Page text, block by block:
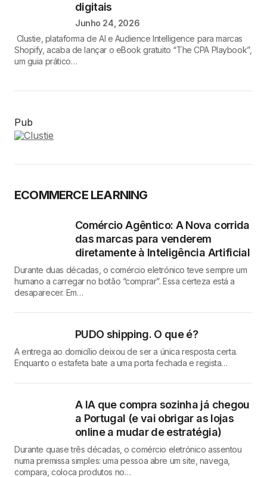
digitais
Junho 24, 2026
Clustie, plataforma de AI e Audience Intelligence para marcas
Shopify, acaba de lançar o eBook gratuito “The CPA Playbook”,
um guia prático…
Pub
ECOMMERCE LEARNING
Comércio Agêntico: A Nova corrida
das marcas para venderem
diretamente à Inteligência Artificial
Durante duas décadas, o comércio eletrónico teve sempre um
humano a carregar no botão “comprar”. Essa certeza está a
desaparecer. Em…
PUDO shipping. O que é?
A entrega ao domicílio deixou de ser a única resposta certa.
Enquanto o estafeta bate a uma porta fechada e regista…
A IA que compra sozinha já chegou
a Portugal (e vai obrigar as lojas
online a mudar de estratégia)
Durante quase três décadas, o comércio eletrónico assentou
numa premissa simples: uma pessoa abre um site, navega,
compara, coloca produtos no…